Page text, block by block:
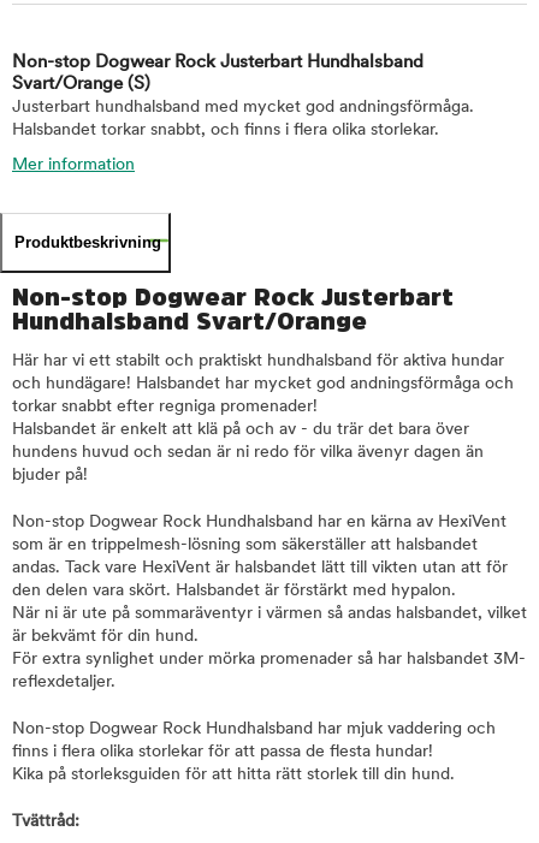
Non-stop Dogwear Rock Justerbart Hundhalsband
Svart/Orange (S)
Justerbart hundhalsband med mycket god andningsförmåga.
Halsbandet torkar snabbt, och finns i flera olika storlekar.
Mer information
Produktbeskrivning
Non-stop Dogwear Rock Justerbart
Hundhalsband Svart/Orange
Här har vi ett stabilt och praktiskt hundhalsband för aktiva hundar
och hundägare! Halsbandet har mycket god andningsförmåga och
torkar snabbt efter regniga promenader!
Halsbandet är enkelt att klä på och av - du trär det bara över
hundens huvud och sedan är ni redo för vilka ävenyr dagen än
bjuder på!
Non-stop Dogwear Rock Hundhalsband har en kärna av HexiVent
som är en trippelmesh-lösning som säkerställer att halsbandet
andas. Tack vare HexiVent är halsbandet lätt till vikten utan att för
den delen vara skört. Halsbandet är förstärkt med hypalon.
När ni är ute på sommaräventyr i värmen så andas halsbandet, vilket
är bekvämt för din hund.
För extra synlighet under mörka promenader så har halsbandet 3M-
reflexdetaljer.
Non-stop Dogwear Rock Hundhalsband har mjuk vaddering och
finns i flera olika storlekar för att passa de flesta hundar!
Kika på storleksguiden för att hitta rätt storlek till din hund.
Tvättråd: